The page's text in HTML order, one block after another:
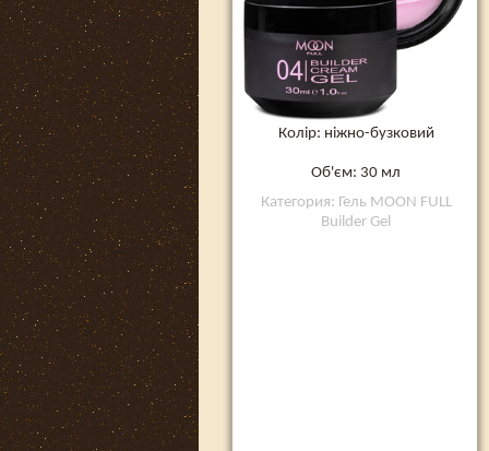
Колір: ніжно-бузковий
Об'єм: 30 мл
Категория: Гель MOON FULL
Builder Gel